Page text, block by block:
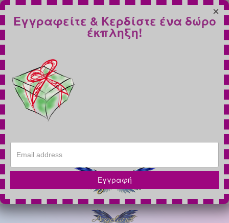
×
Εγγραφείτε & Κερδίστε ένα δώρο
έκπληξη!
Εγγραφή